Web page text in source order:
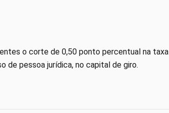
o corte de 0,50 ponto percentual na taxa
de pessoa jurídica, no capital de giro.